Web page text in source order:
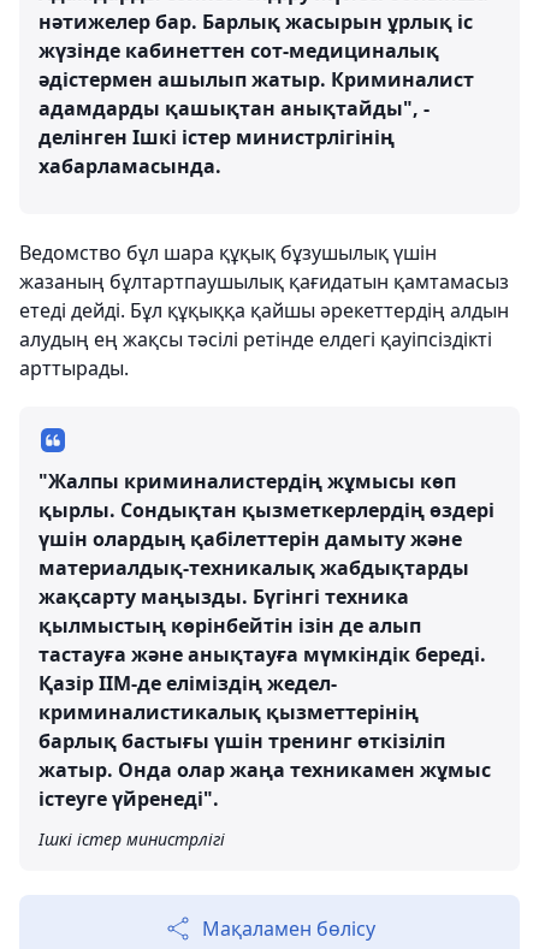
нәтижелер бар. Барлық жасырын ұрлық іс
жүзінде кабинеттен сот-медициналық
әдістермен ашылып жатыр. Криминалист
адамдарды қашықтан анықтайды", -
делінген Ішкі істер министрлігінің
хабарламасында.
Ведомство бұл шара құқық бұзушылық үшін
жазаның бұлтартпаушылық қағидатын қамтамасыз
етеді дейді. Бұл құқыққа қайшы әрекеттердің алдын
алудың ең жақсы тәсілі ретінде елдегі қауіпсіздікті
арттырады.
"Жалпы криминалистердің жұмысы көп
қырлы. Сондықтан қызметкерлердің өздері
үшін олардың қабілеттерін дамыту және
материалдық-техникалық жабдықтарды
жақсарту маңызды. Бүгінгі техника
қылмыстың көрінбейтін ізін де алып
тастауға және анықтауға мүмкіндік береді.
Қазір ІІМ-де еліміздің жедел-
криминалистикалық қызметтерінің
барлық бастығы үшін тренинг өткізіліп
жатыр. Онда олар жаңа техникамен жұмыс
істеуге үйренеді".
Ішкі істер министрлігі
Мақаламен бөлісу